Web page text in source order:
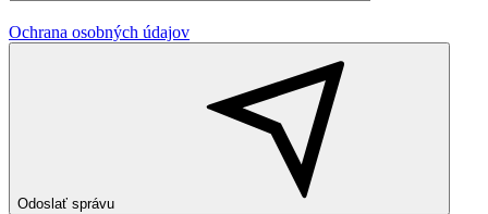
Ochrana osobných údajov
Odoslať správu